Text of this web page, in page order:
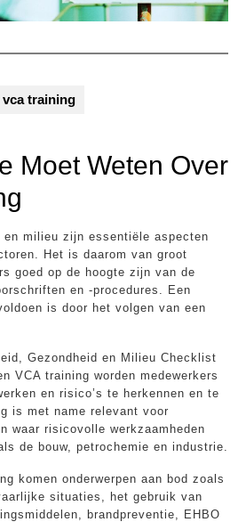
vca training
Moet Weten Over
en milieu zijn essentiële aspecten
Het is daarom van groot
goed op de hoogte zijn van de
en -procedures. Een
is door het volgen van een
Gezondheid en Milieu Checklist
VCA training worden medewerkers
en risico’s te herkennen en te
is met name relevant voor
waar risicovolle werkzaamheden
de bouw, petrochemie en industrie.
komen onderwerpen aan bod zoals
situaties, het gebruik van
brandpreventie, EHBO